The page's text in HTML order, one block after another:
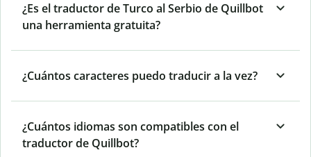
¿Es el traductor de Turco al Serbio de Quillbot
una herramienta gratuita?
¿Cuántos caracteres puedo traducir a la vez?
¿Cuántos idiomas son compatibles con el
traductor de Quillbot?